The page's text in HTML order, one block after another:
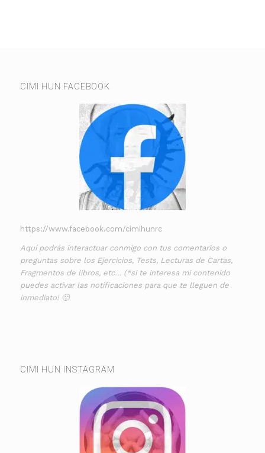
CIMI HUN FACEBOOK
https://www.facebook.com/cimihunrc
Aquí podrás interactuar conmigo con tus comentarios o
preguntas sobre los Ejercicios, Tests, Lecturas de Cartas,
Fragmentos de libros, etc… (*si te interesa mi contenido
puedes activar las notificaciones para que te lleguen de
inmediato! 🙂
CIMI HUN INSTAGRAM